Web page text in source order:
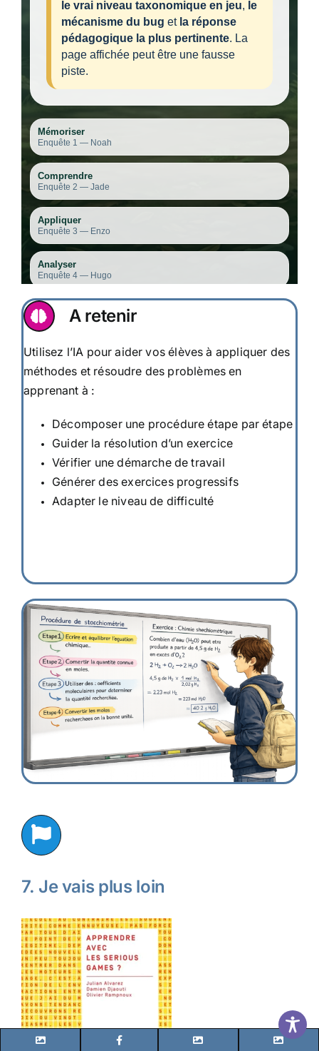
A retenir
Utilisez l’IA pour aider vos élèves à appliquer des
méthodes et résoudre des problèmes en
apprenant à :
Décomposer une procédure étape par étape
Guider la résolution d’un exercice
Vérifier une démarche de travail
Générer des exercices progressifs
Adapter le niveau de difficulté
7. Je vais plus loin